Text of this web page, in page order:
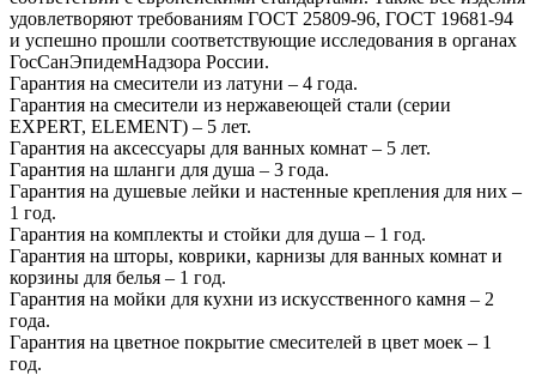
удовлетворяют требованиям ГОСТ 25809-96, ГОСТ 19681-94
и успешно прошли соответствующие исследования в органах
ГосСанЭпидемНадзора России.
Гарантия на смесители из латуни – 4 года.
Гарантия на смесители из нержавеющей стали (серии
EXPERT, ELEMENT) – 5 лет.
Гарантия на аксессуары для ванных комнат – 5 лет.
Гарантия на шланги для душа – 3 года.
Гарантия на душевые лейки и настенные крепления для них –
1 год.
Гарантия на комплекты и стойки для душа – 1 год.
Гарантия на шторы, коврики, карнизы для ванных комнат и
корзины для белья – 1 год.
Гарантия на мойки для кухни из искусственного камня – 2
года.
Гарантия на цветное покрытие смесителей в цвет моек – 1
год.